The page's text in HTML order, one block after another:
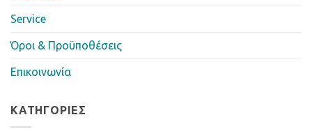
Service
Όροι & Προϋποθέσεις
Επικοινωνία
ΚΑΤΗΓΟΡΊΕΣ